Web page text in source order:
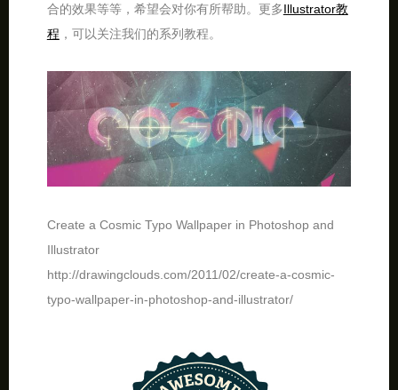
合的效果等等，希望会对你有所帮助。更多Illustrator教
程 ，可以关注我们的系列教程。
Create a Cosmic Typo Wallpaper in Photoshop and
Illustrator
http://drawingclouds.com/2011/02/create-a-cosmic-
typo-wallpaper-in-photoshop-and-illustrator/